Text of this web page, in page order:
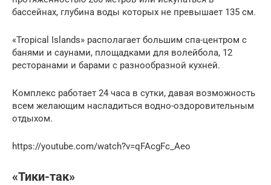
бассейнах, глубина воды которых не превышает 135 см.
«Tropical Islands» располагает большим спа-центром с
банями и саунами, площадками для волейбола, 12
ресторанами и барами с разнообразной кухней.
Комплекс работает 24 часа в сутки, давая возможность
всем желающим насладиться водно-оздоровительным
отдыхом.
https://youtube.com/watch?v=qFAcgFc_Aeo
«Тики-так»